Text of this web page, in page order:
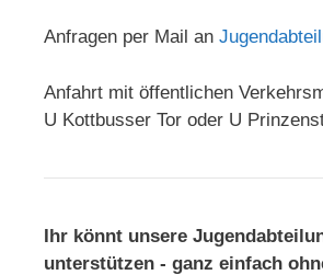
Anfragen per Mail an
Anfahrt mit öffentlichen
U Kottbusser Tor oder U
Ihr könnt unsere
unterstützen - ganz einfach